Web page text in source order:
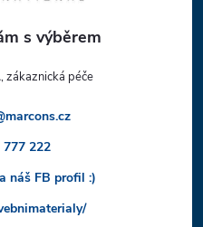
marcons.cz
777 222
náš FB profil :)